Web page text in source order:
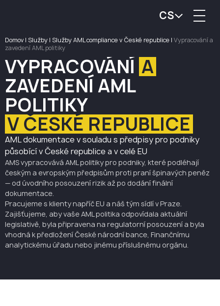
CS
Domov | Služby | Služby AML compliance v České republice | Vypracování a
zavedení AML politiky
VYPRACOVÁNÍ A
ZAVEDENÍ AML
POLITIKY
V ČESKÉ REPUBLICE
AML dokumentace v souladu s předpisy pro podniky
působící v České republice a v celé EU
AMS vypracovává AML politiky pro podniky, které podléhají
českým a evropským předpisům proti praní špinavých peněz
— od úvodního posouzení rizik až po dodání finální
dokumentace.
Pracujeme s klienty napříč EU a náš tým sídlí v Praze.
Zajišťujeme, aby vaše AML politika odpovídala aktuální
legislativě, byla připravena na regulatorní posouzení a byla
vhodná k předložení České národní bance, Finančnímu
analytickému úřadu nebo jinému příslušnému orgánu.